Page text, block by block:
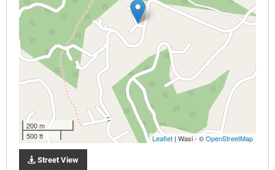
200 m
500 ft
Leaflet | Wasi - ©OpenStreetMap
Street View